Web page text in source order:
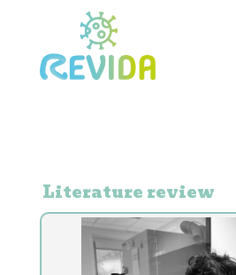
Literature review